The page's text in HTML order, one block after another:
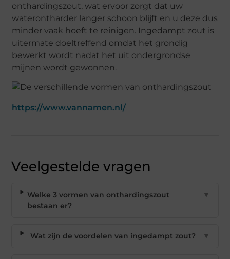
onthardingszout, wat ervoor zorgt dat uw
waterontharder langer schoon blijft en u deze dus
minder vaak hoeft te reinigen. Ingedampt zout is
uitermate doeltreffend omdat het grondig
bewerkt wordt nadat het uit ondergrondse
mijnen wordt gewonnen.
https://www.vannamen.nl/
Veelgestelde vragen
Welke 3 vormen van onthardingszout
bestaan er?
▼
Wat zijn de voordelen van ingedampt zout? ▼